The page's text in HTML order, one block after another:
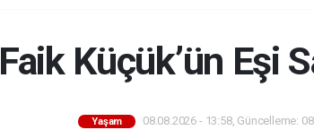
Faik Küçük’ün Eşi
Yaşam 08.08.2026 - 13:58, Güncelleme: